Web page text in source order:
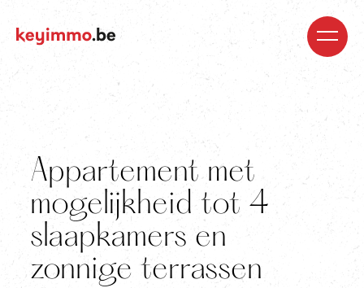
Appartement met
mogelijkheid tot 4
slaapkamers en
zonnige terrassen